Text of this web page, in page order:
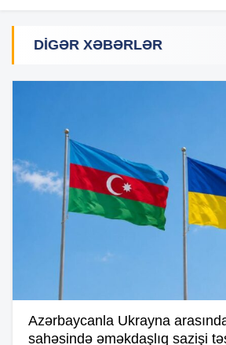
DIGƏR XƏBƏRLƏR
Azərbaycanla Ukrayna
sahəsində əməkdaşlıq sazişi